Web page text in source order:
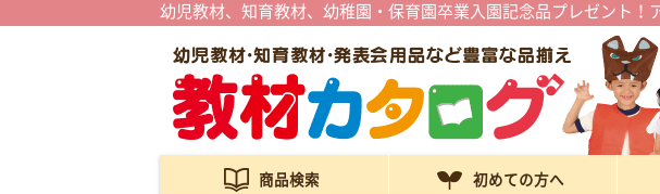
幼児教材、知育教材、幼稚園・保育園卒業入園記念品プレゼント！
商品検索 初めての方へ